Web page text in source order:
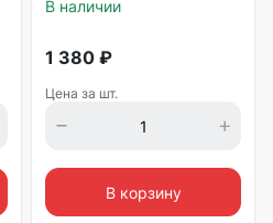
В наличии
1 380 ₽
Цена за шт.
В корзину